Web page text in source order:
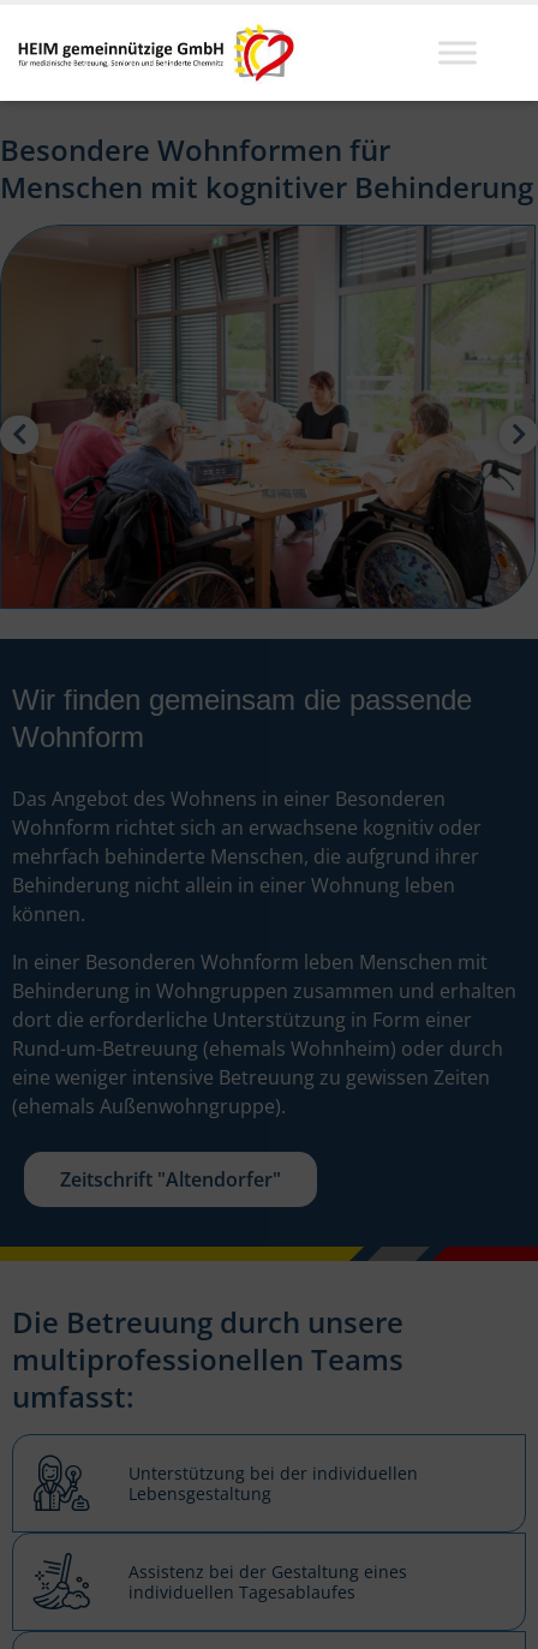
Besondere Wohnformen für
Menschen mit kognitiver Behinderung
Wir finden gemeinsam die passende
Wohnform
Das Angebot des Wohnens in einer Besonderen
Wohnform richtet sich an erwachsene kognitiv oder
mehrfach behinderte Menschen, die aufgrund ihrer
Behinderung nicht allein in einer Wohnung leben
können.
In einer Besonderen Wohnform leben Menschen mit
Behinderung in Wohngruppen zusammen und erhalten
dort die erforderliche Unterstützung in Form einer
Rund-um-Betreuung (ehemals Wohnheim) oder durch
eine weniger intensive Betreuung zu gewissen Zeiten
(ehemals Außenwohngruppe).
Zeitschrift "Altendorfer"
Die Betreuung durch unsere
multiprofessionellen Teams
umfasst:
Unterstützung bei der individuellen
Lebensgestaltung
Assistenz bei der Gestaltung eines
individuellen Tagesablaufes